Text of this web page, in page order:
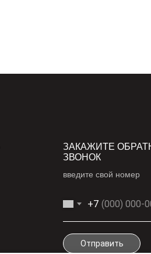
ЗАКАЖИТЕ
ЗВОНОК
введите свой номер
+7
Отправить